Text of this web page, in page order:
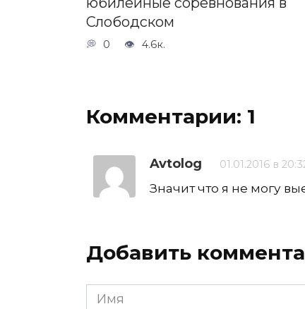
Слободском
0 4.6к.
Комментарии: 1
Avtolog 01.01.2016 в
Значит что я не могу
Добавить
Имя